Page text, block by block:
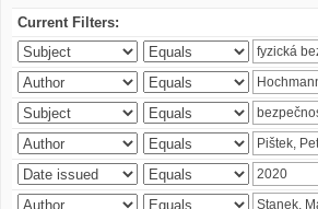
Current Filters: